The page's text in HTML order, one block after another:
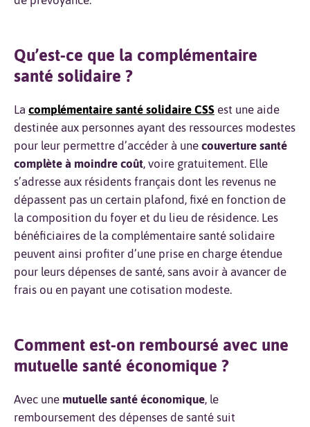
Qu’est-ce que la complémentaire
santé solidaire ?
La complémentaire santé solidaire CSS est une aide
destinée aux personnes ayant des ressources modestes
pour leur permettre d’accéder à une couverture santé
complète à moindre coût, voire gratuitement. Elle
s’adresse aux résidents français dont les revenus ne
dépassent pas un certain plafond, fixé en fonction de
la composition du foyer et du lieu de résidence. Les
bénéficiaires de la complémentaire santé solidaire
peuvent ainsi profiter d’une prise en charge étendue
pour leurs dépenses de santé, sans avoir à avancer de
frais ou en payant une cotisation modeste.
Comment est-on remboursé avec une
mutuelle santé économique ?
Avec une mutuelle santé économique, le
remboursement des dépenses de santé suit